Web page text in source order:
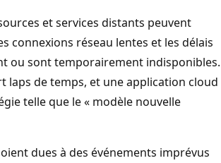
et services distants peuvent
connexions réseau lentes et les délais
ou sont temporairement indisponibles.
laps de temps, et une application cloud
telle que le « modèle nouvelle
dues à des événements imprévus